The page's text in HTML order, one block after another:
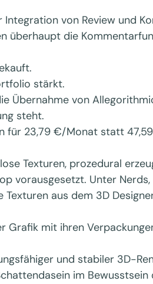
von Review und
überhaupt die
stärkt.
Übernahme von
steht.
für 23,79 €/Monat statt
Texturen, prozedural
vorausgesetzt. Unter
aus dem 3D
mit ihren
und stabiler 3D-
im